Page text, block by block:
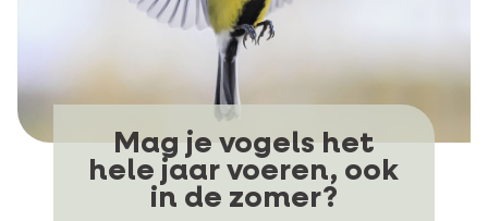
Mag je vogels het
hele jaar voeren, ook
in de zomer?